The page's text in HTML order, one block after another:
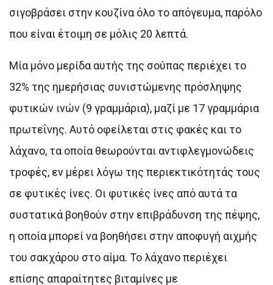
σιγοβράσει στην κουζίνα όλο το απόγευμα, παρόλο
που είναι έτοιμη σε μόλις 20 λεπτά.
Μία μόνο μερίδα αυτής της σούπας περιέχει το
32% της ημερήσιας συνιστώμενης πρόσληψης
φυτικών ινών (9 γραμμάρια), μαζί με 17 γραμμάρια
πρωτεΐνης. Αυτό οφείλεται στις φακές και το
λάχανο, τα οποία θεωρούνται αντιφλεγμονώδεις
τροφές, εν μέρει λόγω της περιεκτικότητάς τους
σε φυτικές ίνες. Οι φυτικές ίνες από αυτά τα
συστατικά βοηθούν στην επιβράδυνση της πέψης,
η οποία μπορεί να βοηθήσει στην αποφυγή αιχμής
του σακχάρου στο αίμα. Το λάχανο περιέχει
επίσης απαραίτητες βιταμίνες με